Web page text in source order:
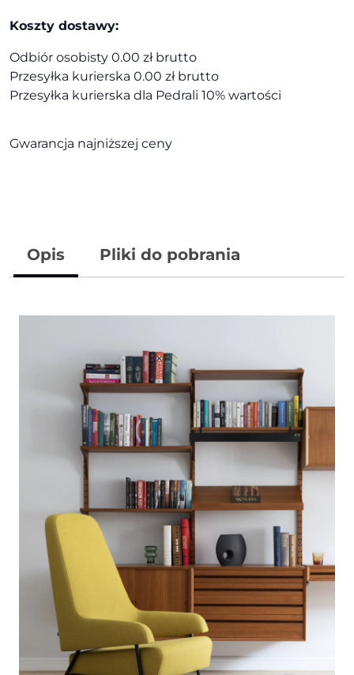
Koszty dostawy:
Odbiór osobisty 0.00 zł brutto
Przesyłka kurierska 0.00 zł brutto
Przesyłka kurierska dla Pedrali 10% wartości
Gwarancja najniższej ceny
Opis Pliki do pobrania